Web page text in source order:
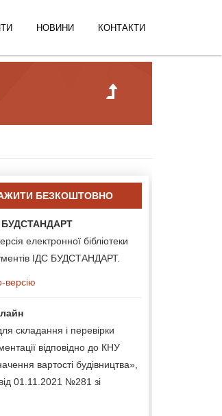
НОВИНИ КОНТАКТИ
БЕЗКОШТОВНО
БУДСТАНДАРТ
електронної бібліотеки
ІДС БУДСТАНДАРТ.
версію
складання і перевірки
відповідно до КНУ
вартості будівництва»,
01.11.2021 №281 зі